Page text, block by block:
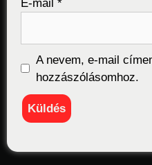
E-mail *
A nevem, e-mail
hozzászólásomhoz.